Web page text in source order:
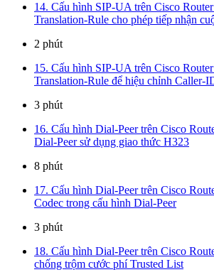
14. Cấu hình SIP-UA trên Cisco
Translation-Rule cho phép tiếp nhận
2 phút
15. Cấu hình SIP-UA trên Cisco
Translation-Rule để hiệu chỉnh Caller-
3 phút
16. Cấu hình Dial-Peer trên Cisco
Dial-Peer sử dụng giao thức H323
8 phút
17. Cấu hình Dial-Peer trên Cisco
Codec trong cấu hình Dial-Peer
3 phút
18. Cấu hình Dial-Peer trên Cisco
chống trộm cước phí Trusted List